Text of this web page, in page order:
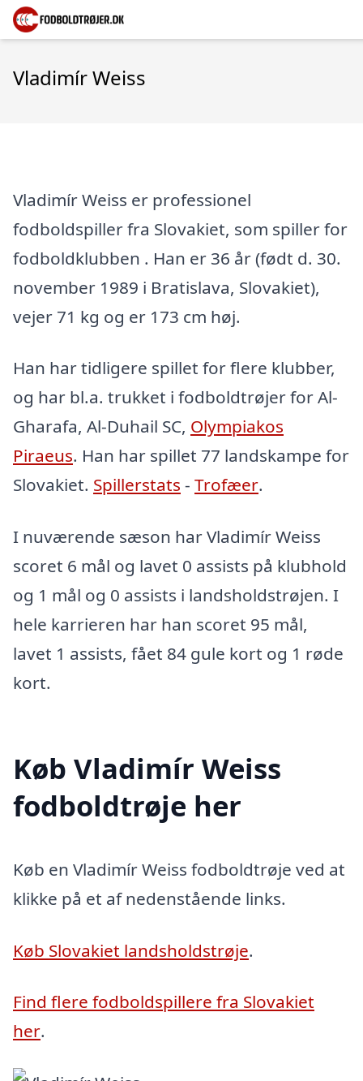
Vladimír Weiss
Vladimír Weiss er professionel
fodboldspiller fra Slovakiet, som spiller for
fodboldklubben . Han er 36 år (født d. 30.
november 1989 i Bratislava, Slovakiet),
vejer 71 kg og er 173 cm høj.
Han har tidligere spillet for flere klubber,
og har bl.a. trukket i fodboldtrøjer for Al-
Gharafa, Al-Duhail SC, Olympiakos
Piraeus. Han har spillet 77 landskampe for
Slovakiet. Spillerstats - Trofæer.
I nuværende sæson har Vladimír Weiss
scoret 6 mål og lavet 0 assists på klubhold
og 1 mål og 0 assists i landsholdstrøjen. I
hele karrieren har han scoret 95 mål,
lavet 1 assists, fået 84 gule kort og 1 røde
kort.
Køb Vladimír Weiss
fodboldtrøje her
Køb en Vladimír Weiss fodboldtrøje ved at
klikke på et af nedenstående links.
Køb Slovakiet landsholdstrøje.
Find flere fodboldspillere fra Slovakiet
her.